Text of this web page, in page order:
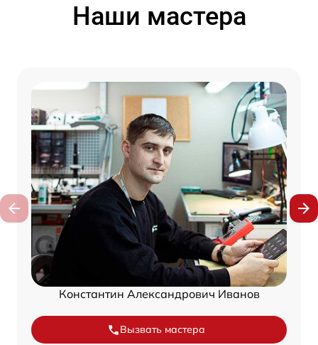
Наши мастера
Константин Александрович Иванов
Вызвать мастера